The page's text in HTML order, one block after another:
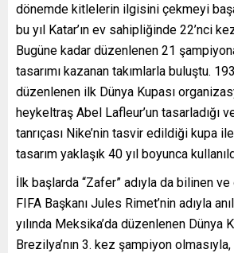
dönemde kitlelerin ilgisini çekmeyi
bu yıl Katar’ın ev sahipliğinde 22’nci
Bugüne kadar düzenlenen 21
tasarımı kazanan takımlarla buluştu.
düzenlenen ilk Dünya Kupası
heykeltraş Abel Lafleur’un tasarladığı
tanrıçası Nike’nin tasvir edildiği kupa
tasarım yaklaşık 40 yıl boyunca
İlk başlarda “Zafer” adıyla da bilinen
FIFA Başkanı Jules Rimet’nin adıyla
yılında Meksika’da düzenlenen Dünya
Brezilya’nın 3. kez şampiyon